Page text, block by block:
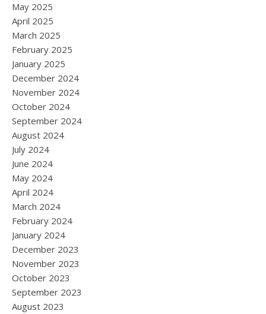
May 2025
April 2025
March 2025
February 2025
January 2025
December 2024
November 2024
October 2024
September 2024
August 2024
July 2024
June 2024
May 2024
April 2024
March 2024
February 2024
January 2024
December 2023
November 2023
October 2023
September 2023
August 2023